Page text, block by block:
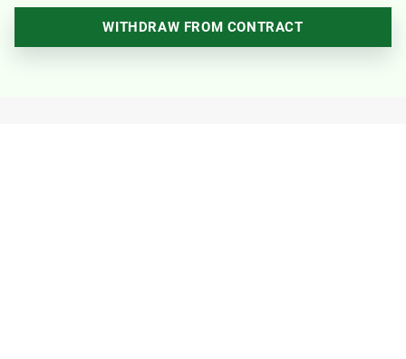
WITHDRAW FROM CONTRACT